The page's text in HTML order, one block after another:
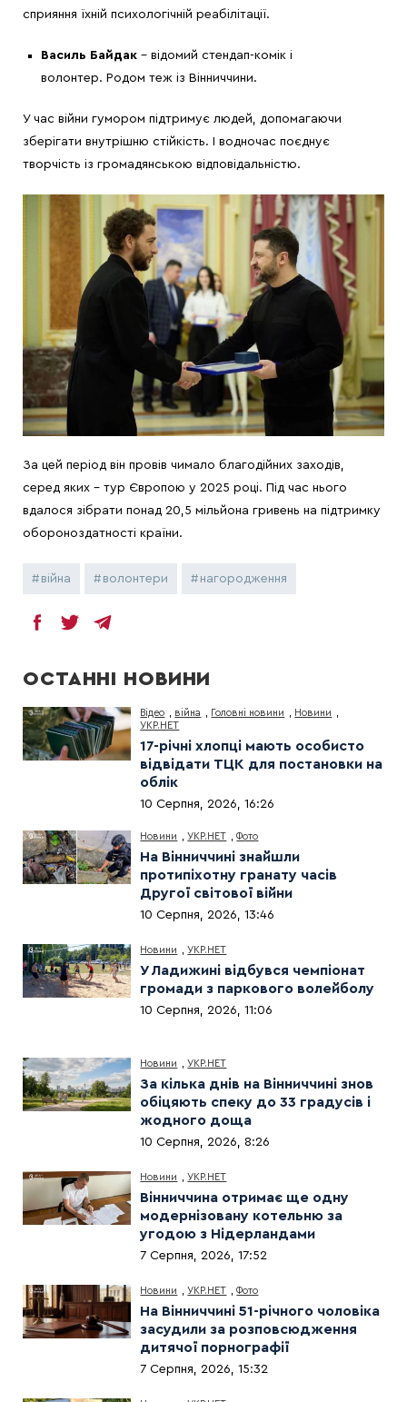
сприяння їхній психологічній реабілітації.
Василь Байдак – відомий стендап-комік і
волонтер. Родом теж із Вінниччини.
У час війни гумором підтримує людей, допомагаючи
зберігати внутрішню стійкість. І водночас поєднує
творчість із громадянською відповідальністю.
За цей період він провів чимало благодійних заходів,
серед яких – тур Європою у 2025 році. Під час нього
вдалося зібрати понад 20,5 мільйона гривень на підтримку
обороноздатності країни.
війна волонтери нагородження
ОСТАННІ НОВИНИ
Відео війна Головні новини Новини
УКР.НЕТ
17-річні хлопці мають особисто
відвідати ТЦК для постановки на
облік
10 Серпня, 2026, 16:26
Новини ,УКР.НЕТ ,Фото
На Вінниччині знайшли
протипіхотну гранату часів
Другої світової війни
10 Серпня, 2026, 13:46
Новини ,УКР.НЕТ
У Ладижині відбувся чемпіонат
громади з паркового волейболу
10 Серпня, 2026, 11:06
Новини ,УКР.НЕТ
За кілька днів на Вінниччині знов
обіцяють спеку до 33 градусів і
жодного доща
10 Серпня, 2026, 8:26
Новини ,УКР.НЕТ
Вінниччина отримає ще одну
модернізовану котельню за
угодою з Нідерландами
7 Серпня, 2026, 17:52
Новини ,УКР.НЕТ ,Фото
На Вінниччині 51-річного чоловіка
засудили за розповсюдження
дитячої порнографії
7 Серпня, 2026, 15:32